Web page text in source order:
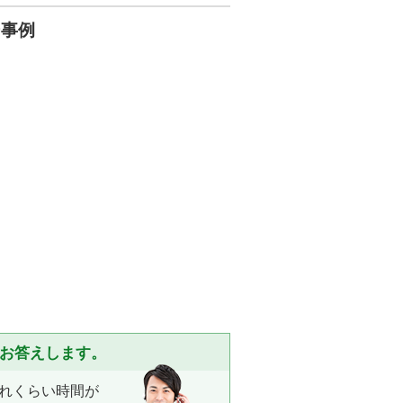
例
答えします。
くらい時間が